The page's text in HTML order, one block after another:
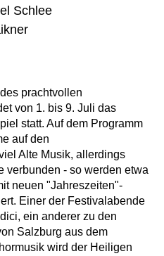
Schlee
prachtvollen
von 1. bis 9. Juli das
statt. Auf dem Programm
auf den
Alte Musik, allerdings
verbunden - so werden etwa
neuen "Jahreszeiten"-
Einer der Festivalabende
ein anderer zu den
Salzburg aus dem
wird der Heiligen